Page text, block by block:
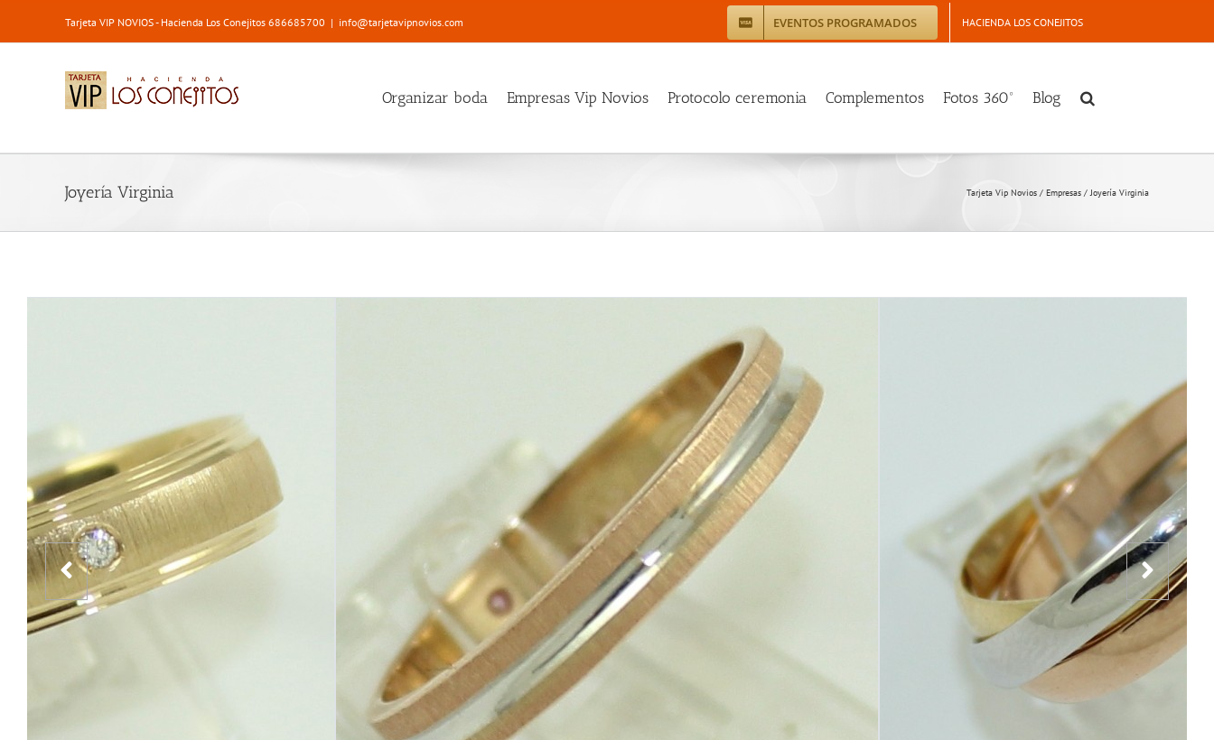
Tarjeta VIP NOVIOS - Hacienda Los Conejitos 686685700 | info@tarjetavipnovios.com EVENTOS PROGRAMADOS HACIENDA LOS CONEJITOS
Organizar boda Empresas Vip Novios Protocolo ceremonia Complementos Fotos 360º Blog
Joyería Virginia Tarjeta Vip Novios / Empresas /Joyería Virginia